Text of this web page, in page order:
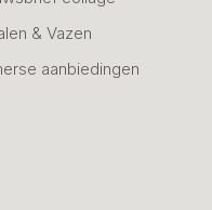
& Vazen
aanbiedingen